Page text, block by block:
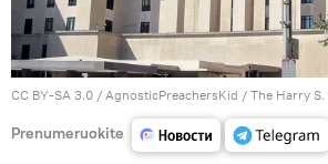
CC BY-SA 3.0 / AgnosticPreachersKid / The Harry
Prenumeruokite